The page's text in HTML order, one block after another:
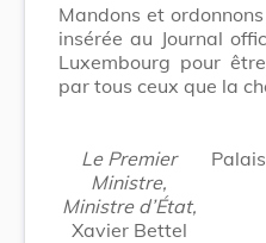
Mandons et
insérée au Journal
Luxembourg pour
par tous ceux que la
Le Premier
Ministre,
Ministre d’État,
Xavier Bettel